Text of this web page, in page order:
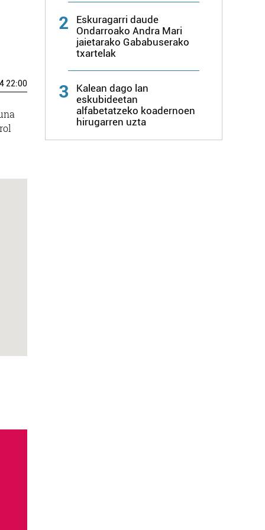
22:00
2
Eskuragarri daude
Ondarroako Andra Mari
jaietarako Gababuserako
txartelak
3
Kalean dago lan
eskubideetan
alfabetatzeko koadernoen
hirugarren uzta